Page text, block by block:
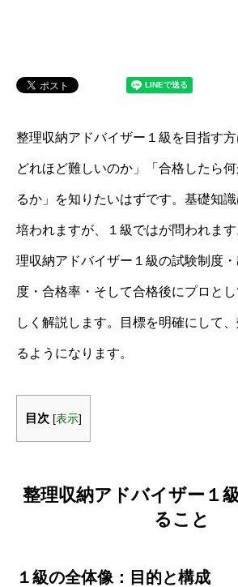
整理収納アドバイザー１級を目指す
どれほど難しいのか」「合格したら
るか」を知りたいはずです。基礎知
培われますが、１級ではが問われま
理収納アドバイザー１級の試験制度
度・合格率・そして合格後にプロと
しく解説します。目標を明確にして
るようになります。
目次 [表示]
整理収納アドバイザー１
ること
１級の全体像：目的と構成